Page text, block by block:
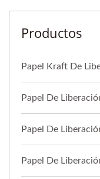
Productos
Papel Kraft De
Papel De
Papel De
Papel De